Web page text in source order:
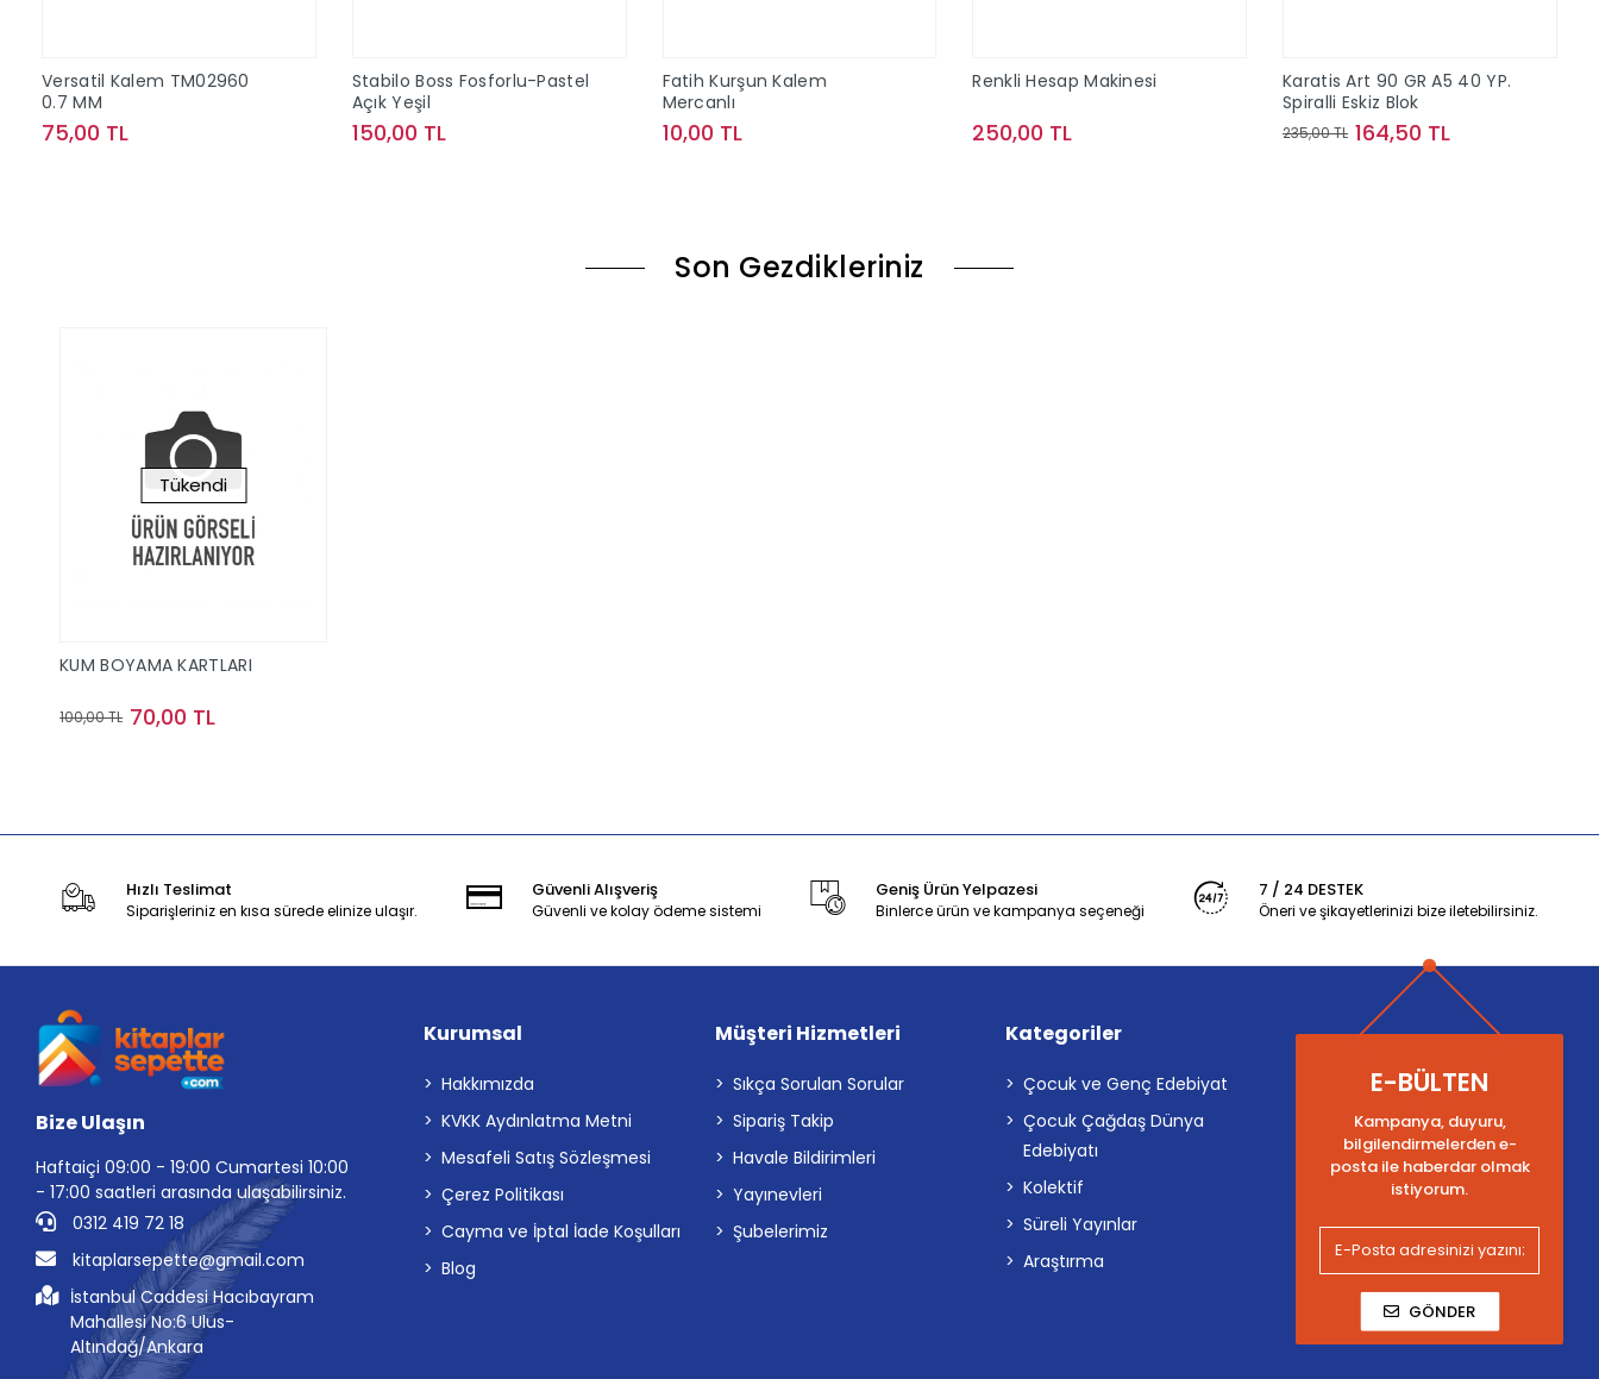
Versatil Kalem TM02960
0.7 MM
75,00 TL
Stabilo Boss Fosforlu-Pastel
Açık Yeşil
150,00 TL
Fatih Kurşun Kalem
Mercanlı
10,00 TL
Renkli Hesap Makinesi
250,00 TL
Karatis Art 90 GR A5 40 YP.
Spiralli Eskiz Blok
235,00 TL 164,50 TL
Son Gezdikleriniz
Tükendi
KUM BOYAMA KARTLARI
100,00 TL 70,00 TL
Hızlı Teslimat
Siparişleriniz en kısa sürede elinize ulaşır.
Güvenli Alışveriş
Güvenli ve kolay ödeme sistemi
Geniş Ürün Yelpazesi
Binlerce ürün ve kampanya seçeneği
7 / 24 DESTEK
Öneri ve şikayetlerinizi bize iletebilirsiniz.
Bize Ulaşın
Haftaiçi 09:00 - 19:00 Cumartesi 10:00
- 17:00 saatleri arasında ulaşabilirsiniz.
0312 419 72 18
kitaplarsepette@gmail.com
İstanbul Caddesi Hacıbayram
Mahallesi No:6 Ulus-
Altındağ/Ankara
Kurumsal
Hakkımızda
KVKK Aydınlatma Metni
Mesafeli Satış Sözleşmesi
Çerez Politikası
Cayma ve İptal İade Koşulları
Blog
Müşteri Hizmetleri
Sıkça Sorulan Sorular
Sipariş Takip
Havale Bildirimleri
Yayınevleri
Şubelerimiz
Kategoriler
Çocuk ve Genç Edebiyat
Çocuk Çağdaş Dünya
Edebiyatı
Kolektif
Süreli Yayınlar
Araştırma
E-BÜLTEN
Kampanya, duyuru,
bilgilendirmelerden e-
posta ile haberdar olmak
istiyorum.
GÖNDER